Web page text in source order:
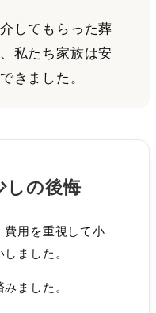
してもらった葬
私たち家族は安
きました。
しの後悔
費用を重視して小
ました。
ました。